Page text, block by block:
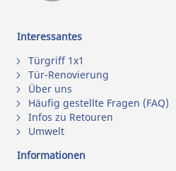
Interessantes
Türgriff 1x1
Tür-Renovierung
Über uns
Häufig gestellte Fragen (FAQ)
Infos zu Retouren
Umwelt
Informationen